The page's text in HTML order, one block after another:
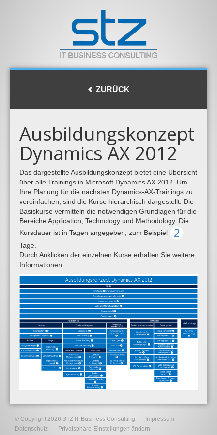
ZURÜCK
Ausbildungskonzept
Dynamics AX 2012
Das dargestellte Ausbildungskonzept bietet eine Übersicht
über alle Trainings in Microsoft Dynamics AX 2012. Um
Ihre Planung für die nächsten Dynamics-AX-Trainings zu
vereinfachen, sind die Kurse hierarchisch dargestellt. Die
Basiskurse vermitteln die notwendigen Grundlagen für die
Bereiche Application, Technology und Methodology. Die
Kursdauer ist in Tagen angegeben, zum Beispiel
Tage.
Durch Anklicken der einzelnen Kurse erhalten Sie weitere
Informationen.
© Copyright 2026 STZ IT Business Consulting
Impressum
Datenschutz
Privatsphäre-Einstellungen ändern